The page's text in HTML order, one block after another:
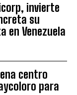
invierte
su
en Venezuela
centro
para